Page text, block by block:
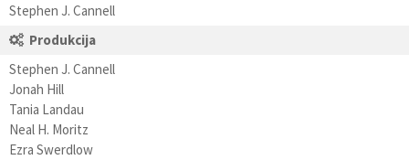
Stephen J. Cannell
Produkcija
Stephen J. Cannell
Jonah Hill
Tania Landau
Neal H. Moritz
Ezra Swerdlow